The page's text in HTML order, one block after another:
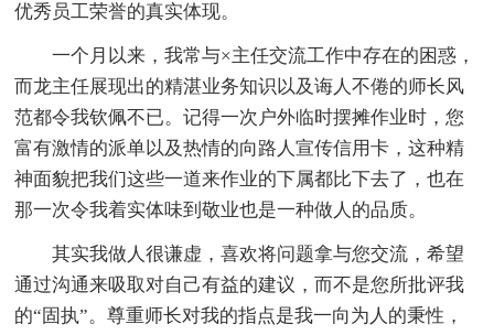
优秀员工荣誉的真实体现。
一个月以来，我常与×主任交流工作中存在的困惑，
而龙主任展现出的精湛业务知识以及诲人不倦的师长风
范都令我钦佩不已。记得一次户外临时摆摊作业时，您
富有激情的派单以及热情的向路人宣传信用卡，这种精
神面貌把我们这些一道来作业的下属都比下去了，也在
那一次令我着实体味到敬业也是一种做人的品质。
其实我做人很谦虚，喜欢将问题拿与您交流，希望
通过沟通来吸取对自己有益的建议，而不是您所批评我
的“固执”。尊重师长对我的指点是我一向为人的秉性，